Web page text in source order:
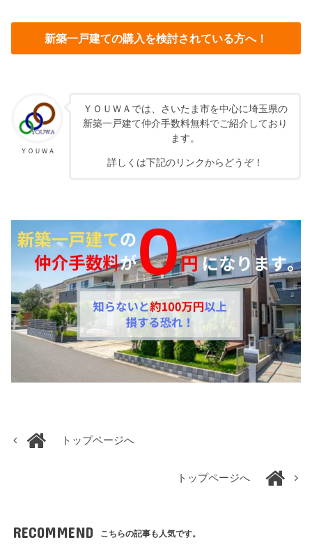
新築一戸建ての購入を検討されている方へ！
ＹＯＵＷＡ
ＹＯＵＷＡでは、さいたま市を中心に埼玉県の
新築一戸建て仲介手数料無料でご紹介しており
ます。
詳しくは下記のリンクからどうぞ！
トップページへ
トップページへ
RECOMMEND こちらの記事も人気です。